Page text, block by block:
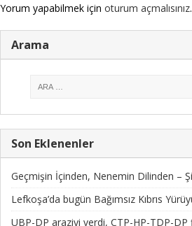
Yorum yapabilmek için oturum açmalısınız.
Arama
Son Eklenenler
Geçmişin İçinden, Nenemin Dilinden –
Lefkoşa’da bugün Bağımsız Kıbrıs
UBP-DP araziyi verdi, CTP-HP-TDP-DP